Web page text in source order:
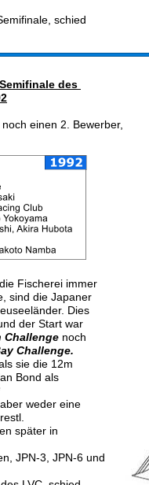
schied
Fischerei immer
sind die Japaner
Dies
der Start war
Challenge noch
Challenge.
sie die 12m
Bond als
weder eine
später in
JPN-3, JPN-6 und
des
noch einen 2. Bewerber,